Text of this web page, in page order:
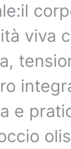
viva
e